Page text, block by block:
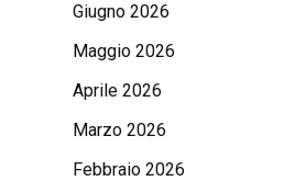
Giugno 2026
Maggio 2026
Aprile 2026
Marzo 2026
Febbraio 2026